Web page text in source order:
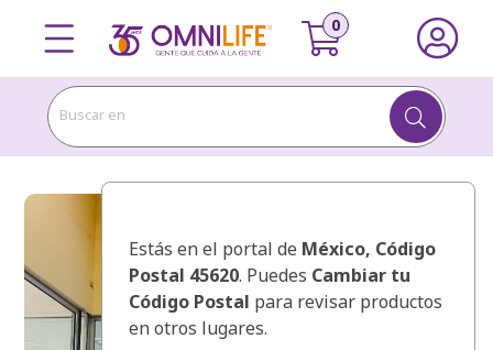
Buscar en
Estás en el portal de México, Código
Postal 45620. Puedes Cambiar tu
Código Postal para revisar productos
en otros lugares.